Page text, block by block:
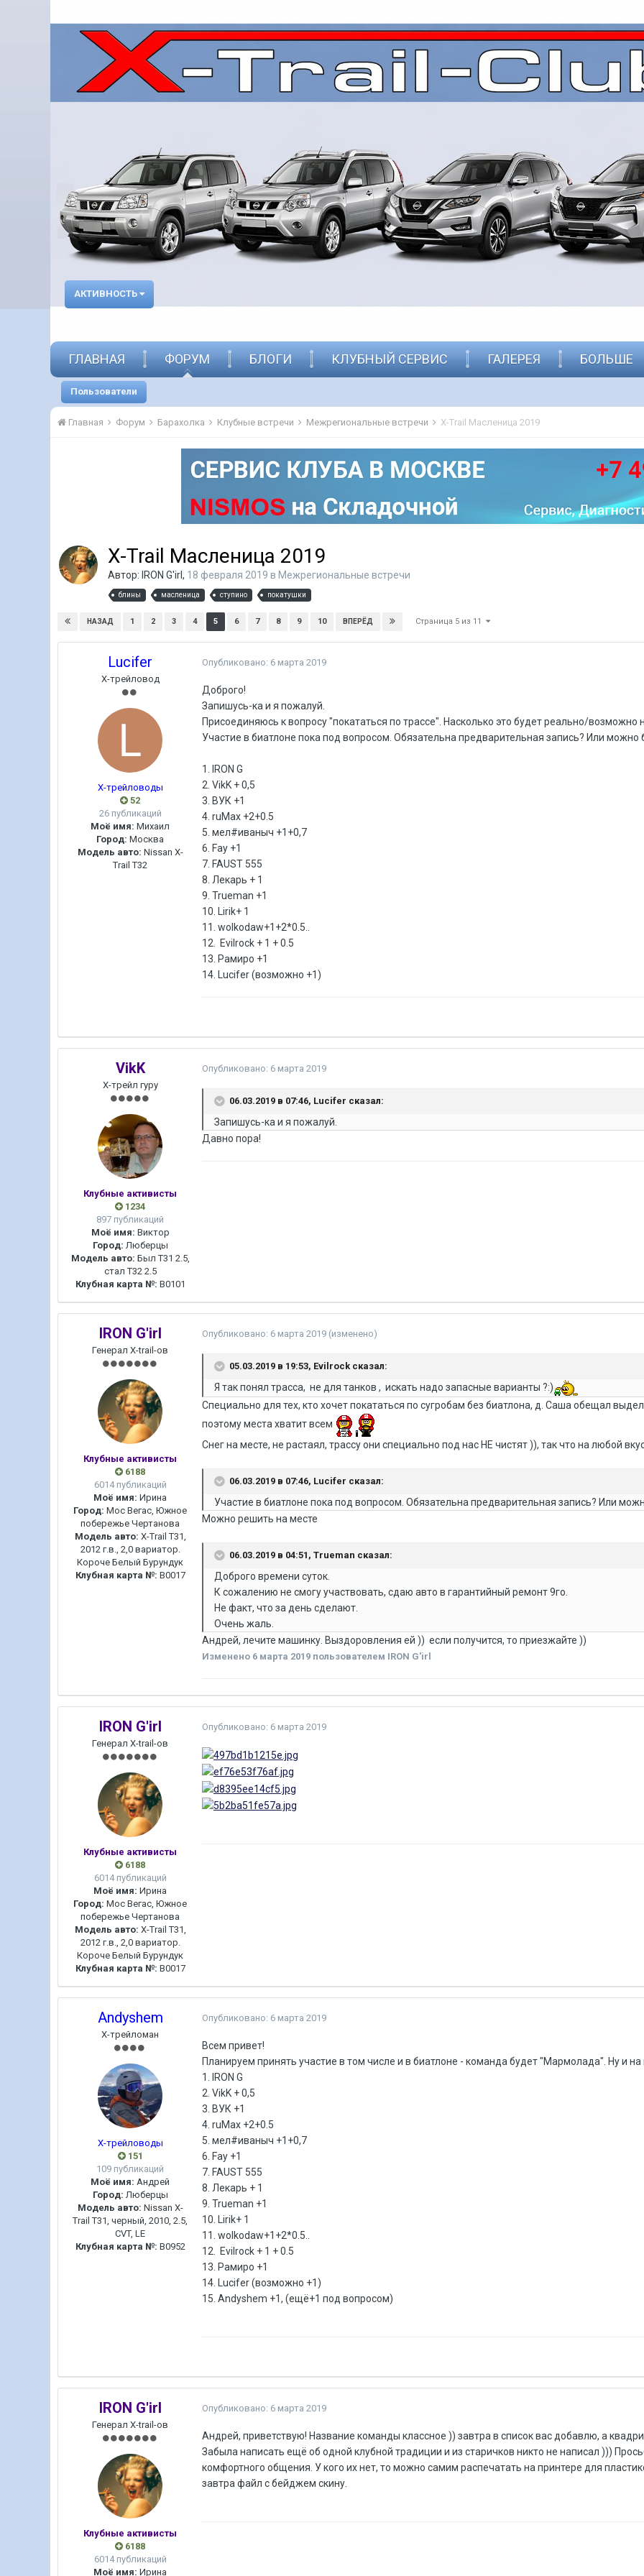
АКТИВНОСТЬ
ГЛАВНАЯ ФОРУМ
Пользователи
БЛОГИ КЛУБНЫЙ СЕРВИС ГАЛЕРЕЯ БОЛЬШЕ
Главная Форум Барахолка Клубные встречи Межрегиональные встречи X-Trail Масленица 2019
X-Trail Масленица 2019
Автор: IRON G'irl, 18 февраля 2019 в Межрегиональные встречи
блины масленица ступино покатушки
НАЗАД 1 2 3 4 5 6 7 8 9 10 ВПЕРЁД Страница 5 из 11
Lucifer
Х-трейловод
Х-трейловоды
52
26 публикаций
Моё имя: Михаил
Город: Москва
Модель авто: Nissan X-
Trail T32
Опубликовано: 6 марта 2019
Доброго!
Запишусь-ка и я пожалуй.
Присоединяюсь к вопросу "покататься по трассе". Насколько это будет реально/возможно
Участие в биатлоне пока под вопросом. Обязательна предварительная запись? Или можно
1. IRON G
2. VikK + 0,5
3. ВУК +1
4. ruMax +2+0.5
5. мел#иваныч +1+0,7
6. Fay +1
7. FAUST 555
8. Лекарь + 1
9. Trueman +1
10. Lirik+ 1
11. wolkodaw+1+2*0.5..
12. Evilrock + 1 + 0.5
13. Рамиро +1
14. Lucifer (возможно +1)
VikK
Х-трейл гуру
Клубные активисты
1234
897 публикаций
Моё имя: Виктор
Город: Люберцы
Модель авто: Был Т31 2.5,
стал Т32 2.5
Клубная карта №: B0101
Опубликовано: 6 марта 2019
06.03.2019 в 07:46, Lucifer сказал:
Запишусь-ка и я пожалуй.
Давно пора!
IRON G'irl
Генерал X-trail-ов
Клубные активисты
6188
6014 публикаций
Моё имя: Ирина
Город: Мос Вегас, Южное
побережье Чертанова
Модель авто: X-Trail T31,
2012 г.в., 2,0 вариатор.
Короче Белый Бурундук
Клубная карта №: B0017
Опубликовано: 6 марта 2019 (изменено)
05.03.2019 в 19:53, Evilrock сказал:
Я так понял трасса, не для танков , искать надо запасные варианты ?:)
Специально для тех, кто хочет покататься по сугробам без биатлона, д. Саша обещал
поэтому места хватит всем
Снег на месте, не растаял, трассу они специально под нас НЕ чистят )), так что на любой
06.03.2019 в 07:46, Lucifer сказал:
Участие в биатлоне пока под вопросом. Обязательна предварительная запись? Или
Можно решить на месте
06.03.2019 в 04:51, Trueman сказал:
Доброго времени суток.
К сожалению не смогу участвовать, сдаю авто в гарантийный ремонт 9го.
Не факт, что за день сделают.
Очень жаль.
Андрей, лечите машинку. Выздоровления ей )) если получится, то приезжайте ))
Изменено 6 марта 2019 пользователем IRON G'irl
IRON G'irl
Генерал X-trail-ов
Клубные активисты
6188
6014 публикаций
Моё имя: Ирина
Город: Мос Вегас, Южное
побережье Чертанова
Модель авто: X-Trail T31,
2012 г.в., 2,0 вариатор.
Короче Белый Бурундук
Клубная карта №: B0017
Опубликовано: 6 марта 2019
Andyshem
Х-трейломан
Х-трейловоды
151
109 публикаций
Моё имя: Андрей
Город: Люберцы
Модель авто: Nissan X-
Trail T31, черный, 2010, 2.5,
CVT, LE
Клубная карта №: B0952
Опубликовано: 6 марта 2019
Всем привет!
Планируем принять участие в том числе и в биатлоне - команда будет "Мармолада". Ну и
1. IRON G
2. VikK + 0,5
3. ВУК +1
4. ruMax +2+0.5
5. мел#иваныч +1+0,7
6. Fay +1
7. FAUST 555
8. Лекарь + 1
9. Trueman +1
10. Lirik+ 1
11. wolkodaw+1+2*0.5..
12. Evilrock + 1 + 0.5
13. Рамиро +1
14. Lucifer (возможно +1)
15. Andyshem +1, (ещё+1 под вопросом)
IRON G'irl
Генерал X-trail-ов
Клубные активисты
6188
6014 публикаций
Моё имя: Ирина
Опубликовано: 6 марта 2019
Андрей, приветствую! Название команды классное )) завтра в список вас добавлю, а
Забыла написать ещё об одной клубной традиции и из старичков никто не написал )))
комфортного общения. У кого их нет, то можно самим распечатать на принтере для
завтра файл с бейджем скину.